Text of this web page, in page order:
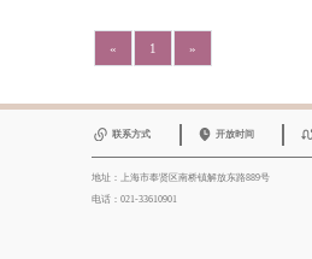
« 1 »
联系方式 开放时间
地址：上海市奉贤区南桥镇解放东路889号
电话：021-33610901